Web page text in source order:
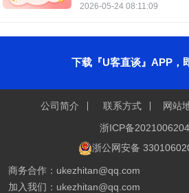
2026-05-24 08:11:09
下载『U客直谈』APP，
公司简介 联系方式 网站
浙ICP备
浙公网安备
商务合作：ukezhitan@qq.com
加入我们：ukezhitan@qq.com